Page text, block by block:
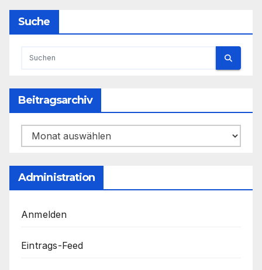
Suche
Beitragsarchiv
Beitragsarchiv
Administration
Anmelden
Eintrags-Feed